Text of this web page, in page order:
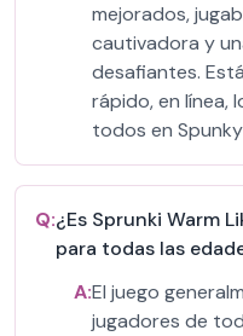
mejorados,
cautivadora y
desafiantes.
rápido, en línea,
todos en
Q:¿Es Sprunki Warm
para todas las
A:El juego
jugadores de